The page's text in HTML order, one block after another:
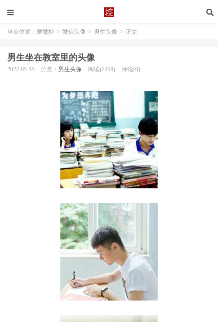
当前位置： 爱微控 > 微信头像 > 男生头像 > 正文
男生坐在教室里的头像
2022-05-15 分类： 男生头像 阅读(2418) 评论(0)